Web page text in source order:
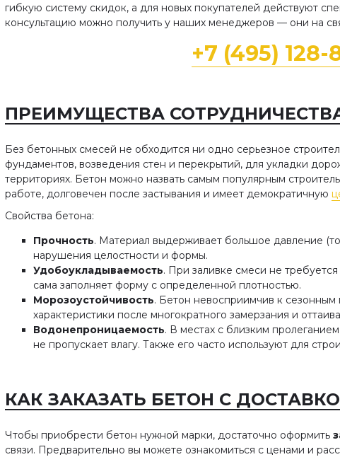
гибкую систему скидок, а для новых покупателей действуют
консультацию можно получить у наших менеджеров — они на
+7 (495) 128-
ПРЕИМУЩЕСТВА
Без бетонных смесей не обходится ни одно серьезное
фундаментов, возведения стен и перекрытий, для укладки
территориях. Бетон можно назвать самым популярным
работе, долговечен после застывания и имеет демократичную
Свойства бетона:
Прочность. Материал выдерживает большое давление
нарушения целостности и формы.
Удобоукладываемость. При заливке смеси не
сама заполняет форму с определенной плотностью.
Морозоустойчивость. Бетон невосприимчив к
характеристики после многократного замерзания и
Водонепроницаемость. В местах с близким
не пропускает влагу. Также его часто используют для
КАК ЗАКАЗАТЬ БЕТОН С
Чтобы приобрести бетон нужной марки, достаточно оформить
связи. Предварительно вы можете ознакомиться с ценами и